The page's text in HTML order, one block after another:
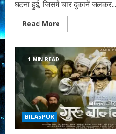
घटना हुई, जिसमें चार दुकानें जलकर...
Read More
more
के
04
दुकानों
में
लगी
भीषण
आग
लाखों
का
माल
हुआ
1 MIN READ
BILASPUR